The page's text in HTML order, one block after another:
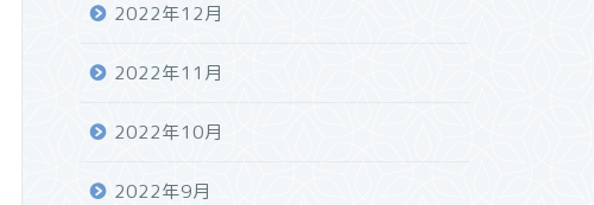
2022年12月
2022年11月
2022年10月
2022年9月